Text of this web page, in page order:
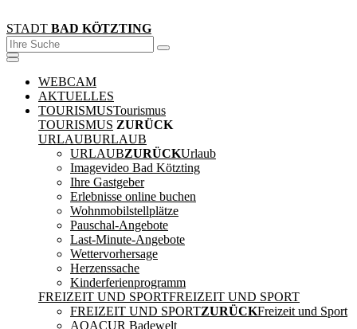
STADT BAD KÖTZTING
WEBCAM
AKTUELLES
TOURISMUSTourismus
TOURISMUS ZURÜCK
URLAUBURLAUB
URLAUBZURÜCKUrlaub
Imagevideo Bad Kötzting
Ihre Gastgeber
Erlebnisse online buchen
Wohnmobilstellplätze
Pauschal-Angebote
Last-Minute-Angebote
Wettervorhersage
Herzenssache
Kinderferienprogramm
FREIZEIT UND SPORTFREIZEIT UND SPORT
FREIZEIT UND SPORTZURÜCKFreizeit und Sport
AQACUR Badewelt